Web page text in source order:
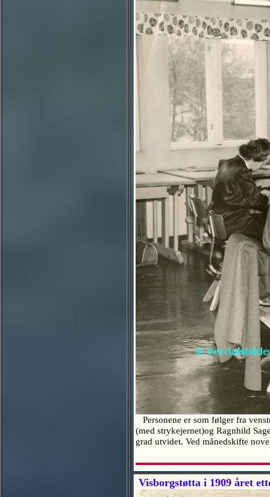
Personene er som følger fra
(med strykejernet)og Ragnhild
grad utvidet. Ved månedskifte
Visborgstøtta i 1909 året